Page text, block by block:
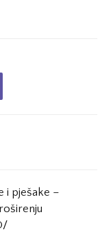
i pješake –